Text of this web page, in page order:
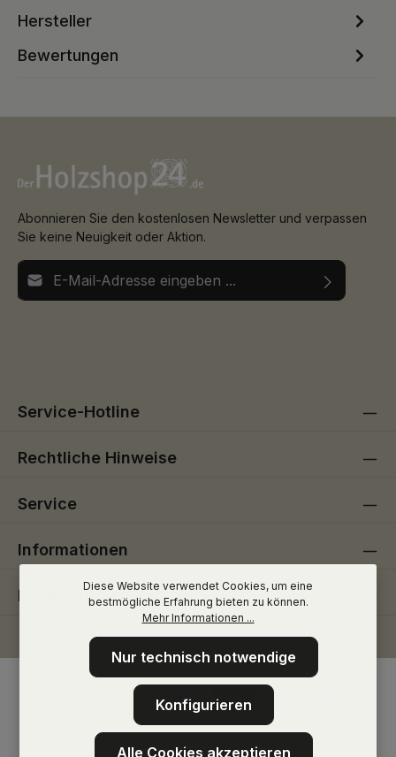
Hersteller
Bewertungen
Abonnieren Sie den kostenlosen Newsletter und verpassen
Sie keine Neuigkeit oder Aktion.
E-Mail-Adresse*
Service-Hotline
Rechtliche Hinweise
Service
Informationen
Folge uns
Diese Website verwendet Cookies, um eine
bestmögliche Erfahrung bieten zu können.
Mehr Informationen ...
Nur technisch notwendige
Konfigurieren
Alle Cookies akzeptieren